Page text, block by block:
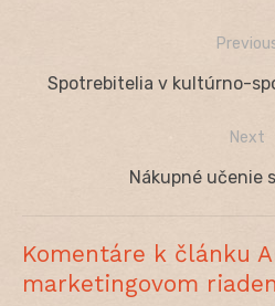
Navigácia
Previous
Spotrebitelia v kultúrno-
Next
Next
Nákupné učenie
Komentáre k článku
marketingovom